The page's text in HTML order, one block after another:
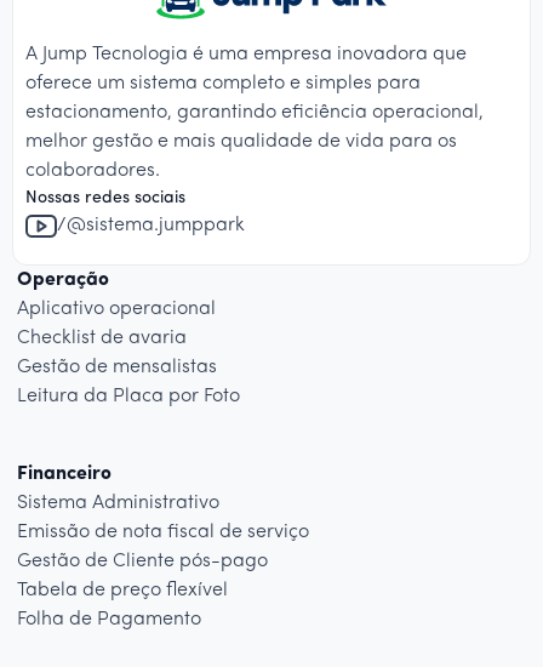
A Jump Tecnologia é uma empresa inovadora que
oferece um sistema completo e simples para
estacionamento, garantindo eficiência operacional,
melhor gestão e mais qualidade de vida para os
colaboradores.
Nossas redes sociais
/@sistema.jumppark
Operação
Aplicativo operacional
Checklist de avaria
Gestão de mensalistas
Leitura da Placa por Foto
Financeiro
Sistema Administrativo
Emissão de nota fiscal de serviço
Gestão de Cliente pós-pago
Tabela de preço flexível
Folha de Pagamento